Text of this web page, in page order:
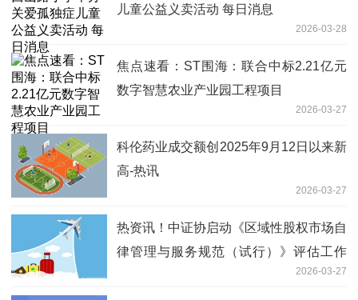
儿童公益义卖活动 每日消息
2026-03-28
焦点速看：ST围海：联合中标2.21亿元
数字智慧农业产业园工程项目
2026-03-27
科伦药业成交额创2025年9月12日以来新
高-热讯
2026-03-27
热资讯！中证协启动《区域性股权市场自
律管理与服务规范（试行）》评估工作
2026-03-27